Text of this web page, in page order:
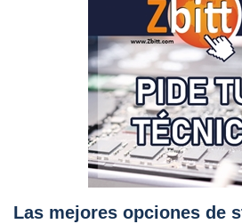
Las mejores opciones de